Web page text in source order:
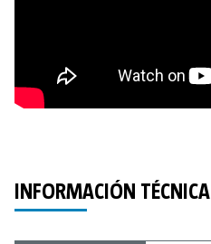
INFORMACIÓN TÉCNICA